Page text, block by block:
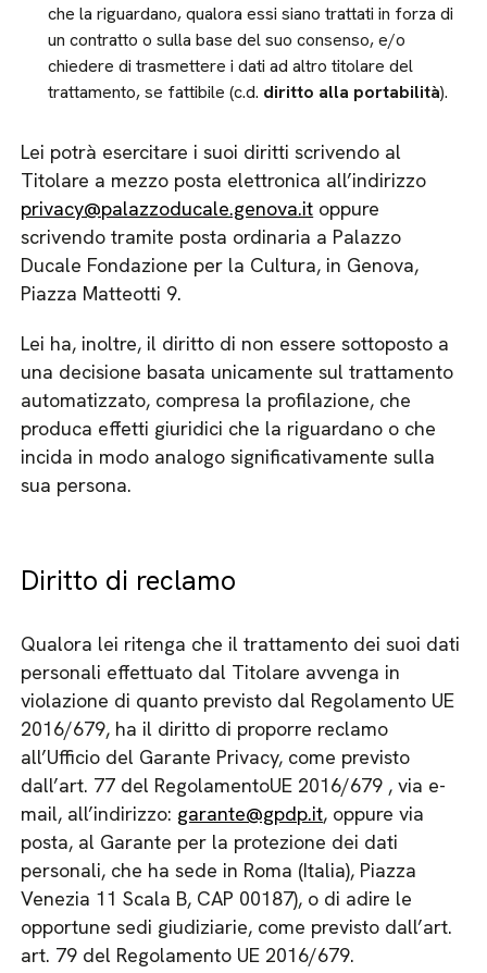
che la riguardano, qualora essi siano trattati in forza di
un contratto o sulla base del suo consenso, e/o
chiedere di trasmettere i dati ad altro titolare del
trattamento, se fattibile (c.d. diritto alla portabilità).
Lei potrà esercitare i suoi diritti scrivendo al
Titolare a mezzo posta elettronica all’indirizzo
privacy@palazzoducale.genova.it oppure
scrivendo tramite posta ordinaria a Palazzo
Ducale Fondazione per la Cultura, in Genova,
Piazza Matteotti 9.
Lei ha, inoltre, il diritto di non essere sottoposto a
una decisione basata unicamente sul trattamento
automatizzato, compresa la profilazione, che
produca effetti giuridici che la riguardano o che
incida in modo analogo significativamente sulla
sua persona.
Diritto di reclamo
Qualora lei ritenga che il trattamento dei suoi dati
personali effettuato dal Titolare avvenga in
violazione di quanto previsto dal Regolamento UE
2016/679, ha il diritto di proporre reclamo
all’Ufficio del Garante Privacy, come previsto
dall’art. 77 del RegolamentoUE 2016/679 , via e-
mail, all’indirizzo: garante@gpdp.it, oppure via
posta, al Garante per la protezione dei dati
personali, che ha sede in Roma (Italia), Piazza
Venezia 11 Scala B, CAP 00187), o di adire le
opportune sedi giudiziarie, come previsto dall’art.
art. 79 del Regolamento UE 2016/679.